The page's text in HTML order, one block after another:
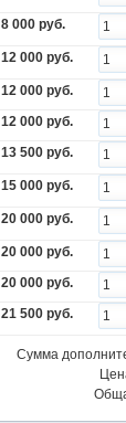
8 000 руб.
12 000 руб.
12 000 руб.
12 000 руб.
13 500 руб.
15 000 руб.
20 000 руб.
20 000 руб.
20 000 руб.
21 500 руб.
Сумма